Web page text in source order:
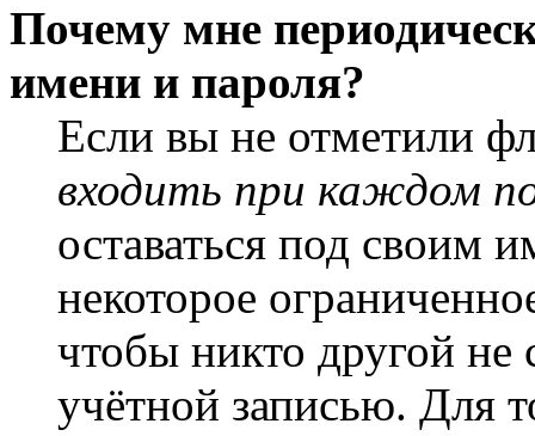
Почему мне
имени и пароля?
Если вы не отметили
входить при каждом
оставаться под своим
некоторое
чтобы никто другой не
учётной записью. Для